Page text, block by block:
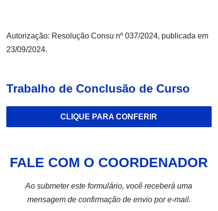
Autorização: Resolução Consu nº 037/2024, publicada em
23/09/2024.
Trabalho de Conclusão de Curso
CLIQUE PARA CONFERIR
FALE COM O COORDENADOR
Ao submeter este formulário, você receberá uma
mensagem de confirmação de envio por e-mail.